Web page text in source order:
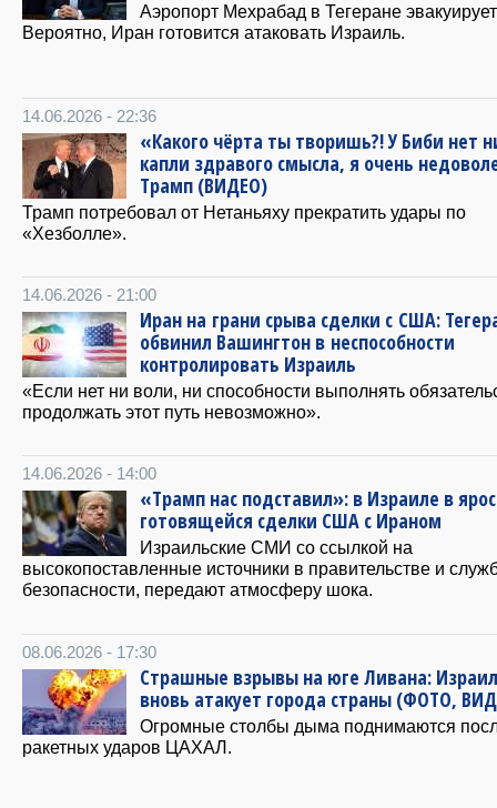
Аэропорт Мехрабад в Тегеране
Вероятно, Иран готовится атаковать Израиль.
14.06.2026 - 22:36
«Какого чёрта ты творишь?! У Биби нет
капли здравого смысла, я очень
Трамп (ВИДЕО)
Трамп потребовал от Нетаньяху прекратить удары по
«Хезболле».
14.06.2026 - 21:00
Иран на грани срыва сделки с США:
обвинил Вашингтон в неспособности
контролировать Израиль
«Если нет ни воли, ни способности выполнять
продолжать этот путь невозможно».
14.06.2026 - 14:00
«Трамп нас подставил»: в Израиле в
готовящейся сделки США с Ираном
Израильские СМИ со ссылкой на
высокопоставленные источники в правительстве и
безопасности, передают атмосферу шока.
08.06.2026 - 17:30
Страшные взрывы на юге Ливана:
вновь атакует города страны (ФОТО,
Огромные столбы дыма поднимаются
ракетных ударов ЦАХАЛ.